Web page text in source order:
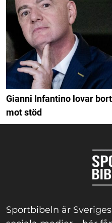
Gianni Infantino lovar
mot stöd
Sportbibeln är